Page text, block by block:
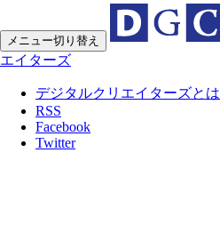
メニュー切り替え
エイターズ
デジタルクリエイターズとは
RSS
Facebook
Twitter